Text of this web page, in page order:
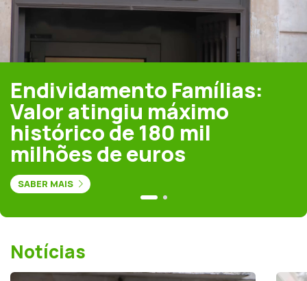
Endividamento Famílias:
Valor atingiu máximo
histórico de 180 mil
milhões de euros
SABER MAIS
Notícias